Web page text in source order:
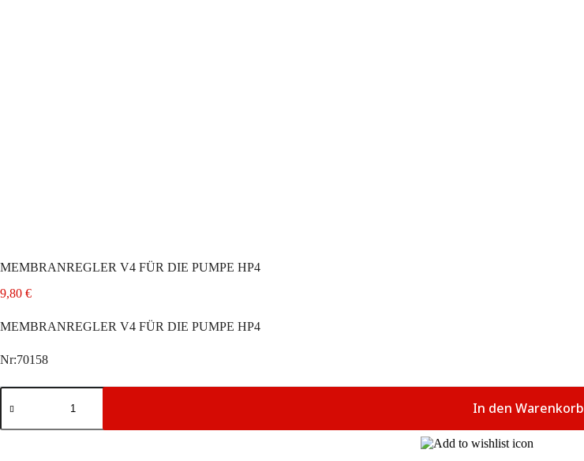
MEMBRANREGLER V4 FÜR DIE PUMPE HP4
9,80 €
MEMBRANREGLER V4 FÜR DIE PUMPE HP4
Nr:70158
MEMBRANREGLER
V4
DIE
In den Warenkorb